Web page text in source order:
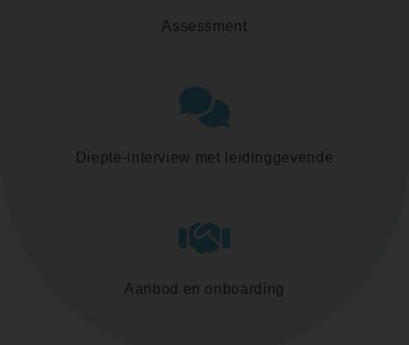
Assessment
Diepte-interview met leidinggevende
Aanbod en onboarding